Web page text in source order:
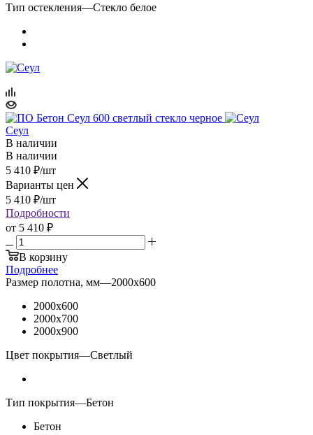
Тип остекления—Стекло белое
Сеул
В наличии
В наличии
5 410 ₽/шт
Варианты цен
5 410 ₽/шт
Подробности
от 5 410 ₽
В корзину
Подробнее
Размер полотна, мм—2000x600
2000x600
2000x700
2000x900
Цвет покрытия—Светлый
Тип покрытия—Бетон
Бетон